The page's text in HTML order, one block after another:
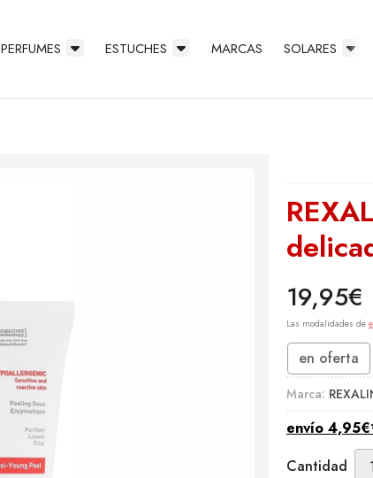
PERFUMES ESTUCHES MARCAS SOLARES
19,95€
Las modalidades de
en oferta
Marca:
envío 4,95€
Cantidad